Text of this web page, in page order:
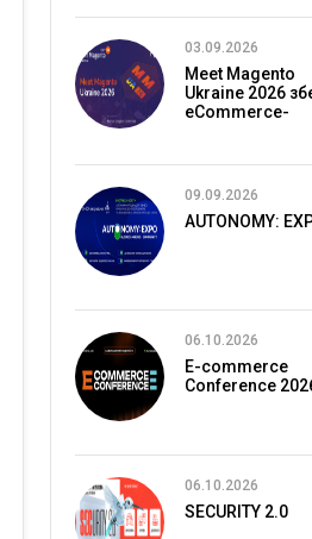
03.09.2026
Meet Magento
Ukraine 2026
eCommerce-
09.09.2026
AUTONOMY:
06.10.2026
E-commerce
Conference
06.10.2026
SECURITY 2.0